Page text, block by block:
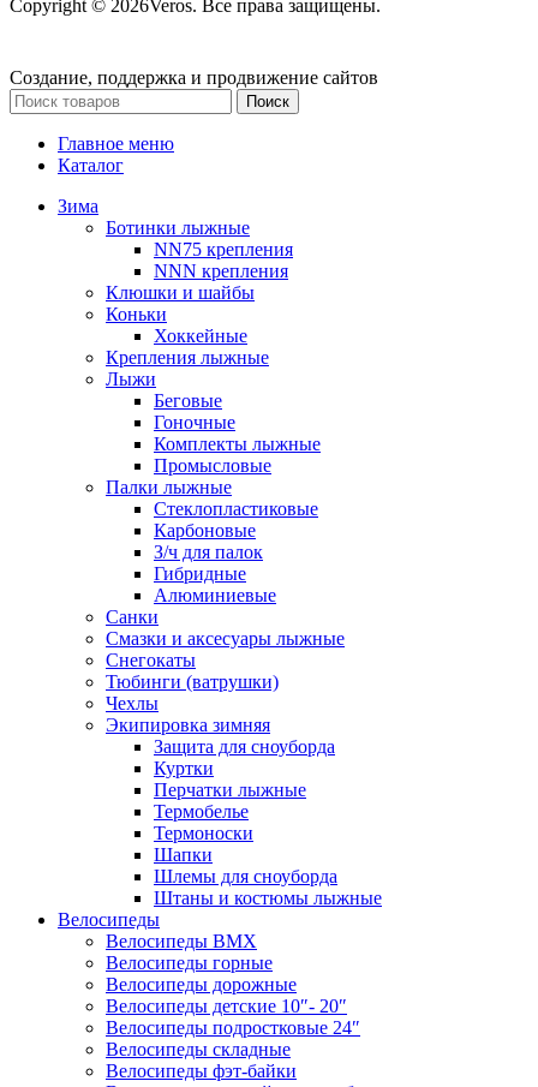
Copyright © 2026Veros. Все права защищены.
Создание, поддержка и продвижение сайтов
Поиск
Главное меню
Каталог
Зима
Ботинки лыжные
NN75 крепления
NNN крепления
Клюшки и шайбы
Коньки
Хоккейные
Крепления лыжные
Лыжи
Беговые
Гоночные
Комплекты лыжные
Промысловые
Палки лыжные
Стеклопластиковые
Карбоновые
З/ч для палок
Гибридные
Алюминиевые
Санки
Смазки и аксесуары лыжные
Снегокаты
Тюбинги (ватрушки)
Чехлы
Экипировка зимняя
Защита для сноуборда
Куртки
Перчатки лыжные
Термобелье
Термоноски
Шапки
Шлемы для сноуборда
Штаны и костюмы лыжные
Велосипеды
Велосипеды BMX
Велосипеды горные
Велосипеды дорожные
Велосипеды детские 10″- 20″
Велосипеды подростковые 24″
Велосипеды складные
Велосипеды фэт-байки